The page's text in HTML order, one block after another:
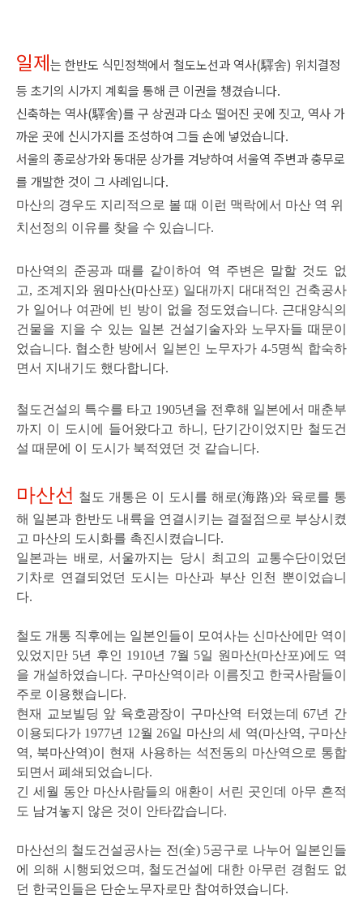
일제는 한반도 식민정책에서 철도노선과 역사(驛舍) 위치결정
등 초기의 시가지 계획을 통해 큰 이권을 챙겼습니다.
신축하는 역사(驛舍)를 구 상권과 다소 떨어진 곳에 짓고, 역사 가
까운 곳에 신시가지를 조성하여 그들 손에 넣었습니다.
서울의 종로상가와 동대문 상가를 겨냥하여 서울역 주변과 충무로
를 개발한 것이 그 사례입니다.
마산의 경우도 지리적으로 볼 때 이런 맥락에서 마산 역 위
치선정의 이유를 찾을 수 있습니다.
마산역의 준공과 때를 같이하여 역 주변은 말할 것도 없
고, 조계지와 원마산(마산포) 일대까지 대대적인 건축공사
가 일어나 여관에 빈 방이 없을 정도였습니다. 근대양식의
건물을 지을 수 있는 일본 건설기술자와 노무자들 때문이
었습니다. 협소한 방에서 일본인 노무자가 4-5명씩 합숙하
면서 지내기도 했다합니다.
철도건설의 특수를 타고 1905년을 전후해 일본에서 매춘부
까지 이 도시에 들어왔다고 하니, 단기간이었지만 철도건
설 때문에 이 도시가 북적였던 것 같습니다.
마산선 철도 개통은 이 도시를 해로(海路)와 육로를 통
해 일본과 한반도 내륙을 연결시키는 결절점으로 부상시켰
고 마산의 도시화를 촉진시켰습니다.
일본과는 배로, 서울까지는 당시 최고의 교통수단이었던
기차로 연결되었던 도시는 마산과 부산 인천 뿐이었습니
다.
철도 개통 직후에는 일본인들이 모여사는 신마산에만 역이
있었지만 5년 후인 1910년 7월 5일 원마산(마산포)에도 역
을 개설하였습니다. 구마산역이라 이름짓고 한국사람들이
주로 이용했습니다.
현재 교보빌딩 앞 육호광장이 구마산역 터였는데 67년 간
이용되다가 1977년 12월 26일 마산의 세 역(마산역, 구마산
역, 북마산역)이 현재 사용하는 석전동의 마산역으로 통합
되면서 폐쇄되었습니다.
긴 세월 동안 마산사람들의 애환이 서린 곳인데 아무 흔적
도 남겨놓지 않은 것이 안타깝습니다.
마산선의 철도건설공사는 전(全) 5공구로 나누어 일본인들
에 의해 시행되었으며, 철도건설에 대한 아무런 경험도 없
던 한국인들은 단순노무자로만 참여하였습니다.